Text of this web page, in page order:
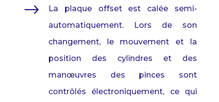
$
La plaque offset est calée semi-
automatiquement. Lors de son
changement, le mouvement et la
position des cylindres et des
manœuvres des pinces sont
contrôlés électroniquement, ce qui